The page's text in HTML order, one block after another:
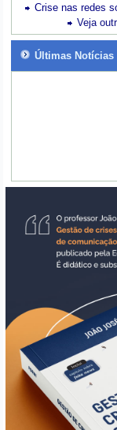
Crise nas redes
Veja
Últimas Notícias